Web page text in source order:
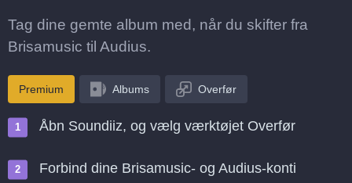
Tag dine gemte album med, når du skifter fra
Brisamusic til Audius.
Premium Albums Overfør
Åbn Soundiiz, og vælg værktøjet Overfør
Forbind dine Brisamusic- og Audius-konti